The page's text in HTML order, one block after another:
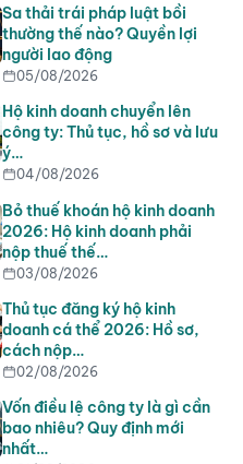
Sa thải trái pháp luật bồi
thường thế nào? Quyền lợi
người lao động
05/08/2026
Hộ kinh doanh chuyển lên
công ty: Thủ tục, hồ sơ và lưu
ý…
04/08/2026
Bỏ thuế khoán hộ kinh doanh
2026: Hộ kinh doanh phải
nộp thuế thế…
03/08/2026
Thủ tục đăng ký hộ kinh
doanh cá thể 2026: Hồ sơ,
cách nộp…
02/08/2026
Vốn điều lệ công ty là gì cần
bao nhiêu? Quy định mới
nhất…